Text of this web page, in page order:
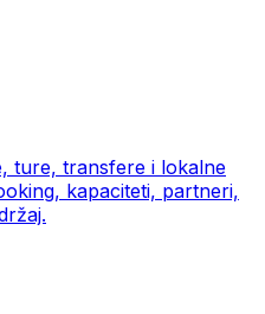
ture, transfere i lokalne
kapaciteti, partneri,